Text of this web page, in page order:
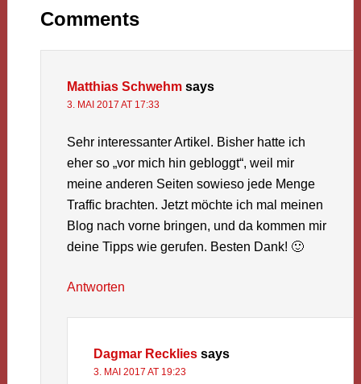
Comments
Matthias Schwehm says
3. MAI 2017 AT 17:33
Sehr interessanter Artikel. Bisher hatte ich
eher so „vor mich hin gebloggt“, weil mir
meine anderen Seiten sowieso jede Menge
Traffic brachten. Jetzt möchte ich mal meinen
Blog nach vorne bringen, und da kommen mir
deine Tipps wie gerufen. Besten Dank! 🙂
Antworten
Dagmar Recklies says
3. MAI 2017 AT 19:23